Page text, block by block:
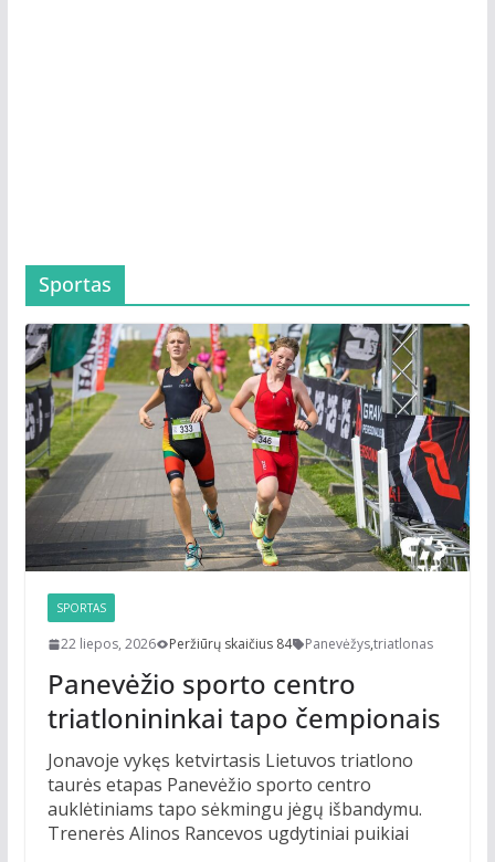
Sportas
SPORTAS
22 liepos, 2026 Peržiūrų skaičius 84 Panevėžys,triatlonas
Panevėžio sporto centro
triatlonininkai tapo čempionais
Jonavoje vykęs ketvirtasis Lietuvos triatlono
taurės etapas Panevėžio sporto centro
auklėtiniams tapo sėkmingu jėgų išbandymu.
Trenerės Alinos Rancevos ugdytiniai puikiai